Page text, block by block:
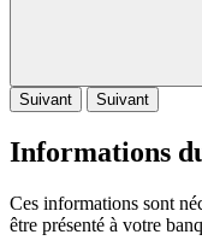
Suivant
Suivant
Informations
Ces informations sont
être présenté à votre